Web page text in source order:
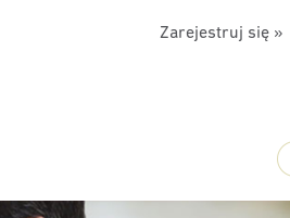
Zarejestruj się »